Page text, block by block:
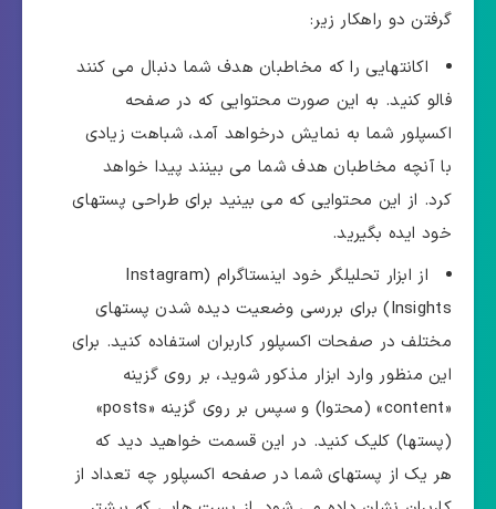
گرفتن دو راهکار زیر:
اکانتهایی را که مخاطبان هدف شما دنبال می کنند
فالو کنید. به این صورت محتوایی که در صفحه
اکسپلور شما به نمایش درخواهد آمد، شباهت زیادی
با آنچه مخاطبان هدف شما می بینند پیدا خواهد
کرد. از این محتوایی که می بینید برای طراحی پستهای
خود ایده بگیرید.
از ابزار تحلیلگر خود اینستاگرام (Instagram
Insights) برای بررسی وضعیت دیده شدن پستهای
مختلف در صفحات اکسپلور کاربران استفاده کنید. برای
این منظور وارد ابزار مذکور شوید، بر روی گزینه
«content» (محتوا) و سپس بر روی گزینه «posts»
(پستها) کلیک کنید. در این قسمت خواهید دید که
هر یک از پستهای شما در صفحه اکسپلور چه تعداد از